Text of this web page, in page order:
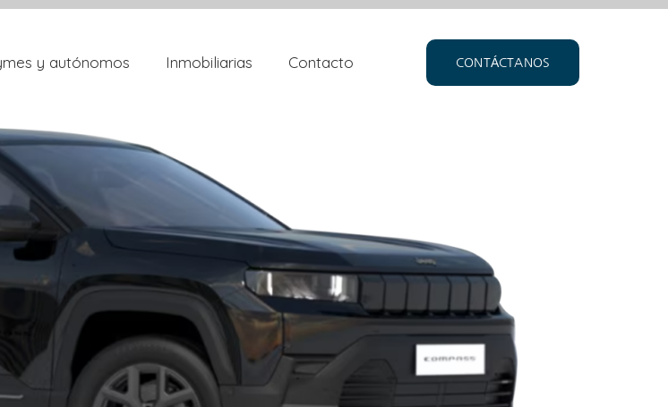
y autónomos Inmobiliarias Contacto CONTÁCTANOS